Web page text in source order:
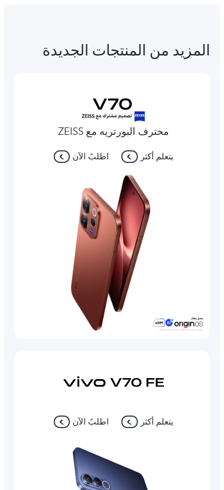
المزيد من المنتجات الجديدة
محترف البورتريه مع ZEISS
يتعلم أكثر اطلبً الآن
يتعلم أكثر اطلبً الآن